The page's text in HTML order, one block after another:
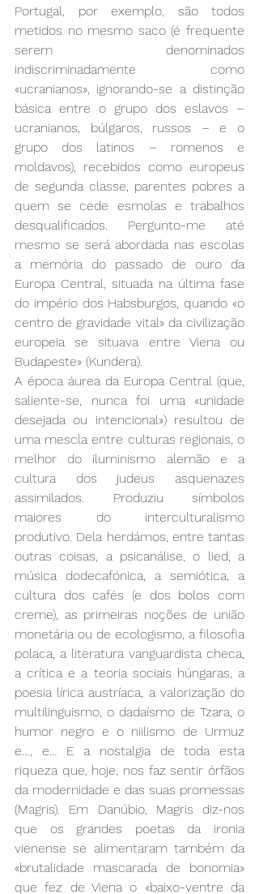
Portugal, por exemplo, são todos
metidos no mesmo saco (é frequente
serem denominados
indiscriminadamente como
«ucranianos», ignorando-se a distinção
básica entre o grupo dos eslavos –
ucranianos, búlgaros, russos – e o
grupo dos latinos – romenos e
moldavos), recebidos como europeus
de segunda classe, parentes pobres a
quem se cede esmolas e trabalhos
desqualificados. Pergunto-me até
mesmo se será abordada nas escolas
a memória do passado de ouro da
Europa Central, situada na última fase
do império dos Habsburgos, quando «o
centro de gravidade vital» da civilização
europeia se situava entre Viena ou
Budapeste» (Kundera).
A época áurea da Europa Central (que,
saliente-se, nunca foi uma «unidade
desejada ou intencional») resultou de
uma mescla entre culturas regionais, o
melhor do iluminismo alemão e a
cultura dos judeus asquenazes
assimilados. Produziu símbolos
maiores do interculturalismo
produtivo. Dela herdámos, entre tantas
outras coisas, a psicanálise, o lied, a
música dodecafónica, a semiótica, a
cultura dos cafés (e dos bolos com
creme), as primeiras noções de união
monetária ou de ecologismo, a filosofia
polaca, a literatura vanguardista checa,
a crítica e a teoria sociais húngaras, a
poesia lírica austríaca, a valorização do
multilinguismo, o dadaísmo de Tzara, o
humor negro e o niilismo de Urmuz
e…, e… E a nostalgia de toda esta
riqueza que, hoje, nos faz sentir órfãos
da modernidade e das suas promessas
(Magris). Em Danúbio, Magris diz-nos
que os grandes poetas da ironia
vienense se alimentaram também da
«brutalidade mascarada de bonomia»
que fez de Viena o «baixo-ventre da